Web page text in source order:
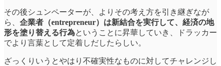
その後シュンペーターが、よりその考え方を引き継ぎなが
ら、 企業者（entrepreneur）は新結合を実行して、経済の地
形を塗り替える行為ということに昇華していき、ドラッカー
でより言葉として定着しだしたらしい。
ざっくりいうとやはり不確実性なものに対してチャレンジし